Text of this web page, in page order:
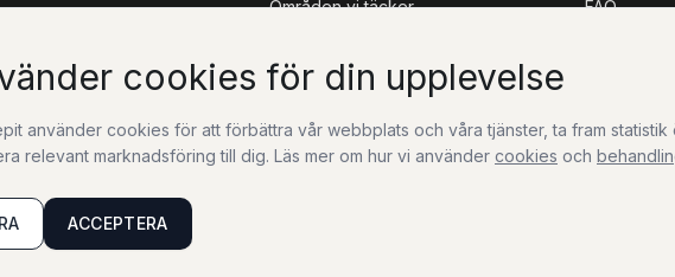
cookies för din upplevelse
använder cookies för att förbättra vår webbplats och våra tjänster, ta fram
relevant marknadsföring till dig. Läs mer om hur vi använder cookies och
ACCEPTERA
Områden vi täcker
FAQ
Cookiepolicy